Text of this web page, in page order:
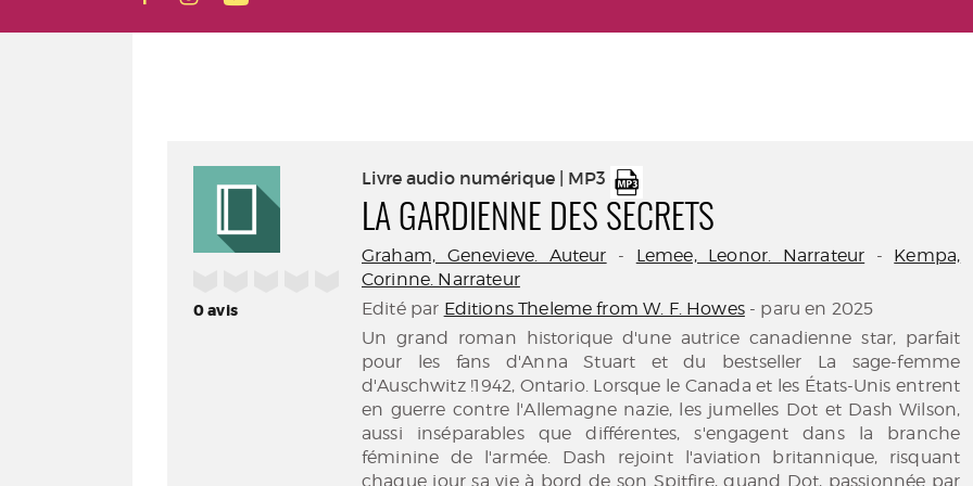
0avis
Livre audio numérique | MP3
LA GARDIENNE DES SECRETS
Graham, Genevieve. Auteur - Lemee, Leonor. Narrateur - Kempa,
Corinne. Narrateur
Edité par Editions Theleme from W. F. Howes- paru en 2025
Un grand roman historique d'une autrice canadienne star, parfait
pour les fans d'Anna Stuart et du bestseller La sage-femme
d'Auschwitz !1942, Ontario. Lorsque le Canada et les États-Unis entrent
en guerre contre l'Allemagne nazie, les jumelles Dot et Dash Wilson,
aussi inséparables que différentes, s'engagent dans la branche
féminine de l'armée. Dash rejoint l'aviation britannique, risquant
chaque jour sa vie à bord de son Spitfire, quand Dot, passionnée par